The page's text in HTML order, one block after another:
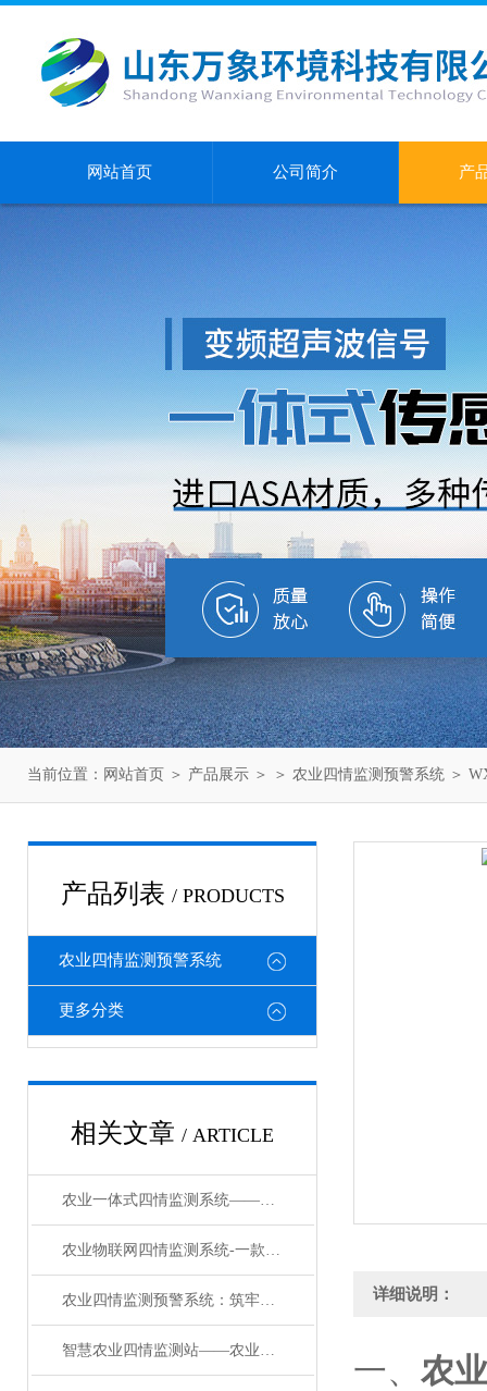
网站首页 公司简介 产
当前位置： 网站首页 ＞ 产品展示 ＞ ＞ 农业四情监测预警系统 ＞
产品列表 / PRODUCTS
农业四情监测预警系统
更多分类
相关文章 / ARTICLE
农业一体式四情监测系统——提高农产品品质高标准农田灌溉设备#2024已更新
农业物联网四情监测系统-一款皆大欢喜智能农业四情监测系统厂家#2023已更新
农业四情监测预警系统：筑牢农业生产的 “全周期防护网”
智慧农业四情监测站——农业四情监测预警系统：农田的“私人医生”
详细说明：
一、 农